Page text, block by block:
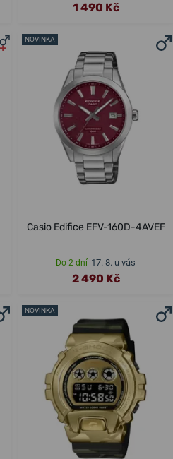
1 490 Kč
NOVINKA
Casio Edifice EFV-160D-4AVEF
Do 2 dní 17. 8. u vás
2 490 Kč
NOVINKA